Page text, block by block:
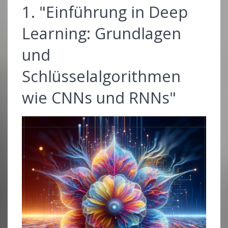
1. "Einführung in Deep
Learning: Grundlagen
und
Schlüsselalgorithmen
wie CNNs und RNNs"